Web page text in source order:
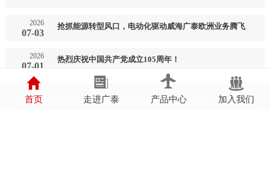
2026
07-03
抢抓能源转型风口，电动化驱动威海广泰欧洲业务腾飞
2026
07-01
热烈庆祝中国共产党成立105周年！
本站部分图片和内容来源于网络，版权归原作者或原公司所有，如果您认为
首页 走进广泰 产品中心 加入我们